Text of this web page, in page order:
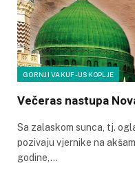
GORNJI VAKUF-USKOPLJE
Večeras nastupa
Sa zalaskom sunca, tj.
pozivaju vjernike na
godine,…